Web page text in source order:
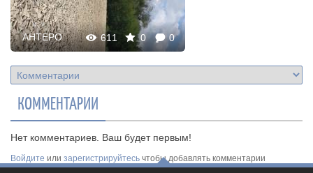
611 0 0
AHTEPO
КОММЕНТАРИИ
Нет комментариев. Ваш будет первым!
Войдите или зарегистрируйтесь чтобы добавлять комментарии